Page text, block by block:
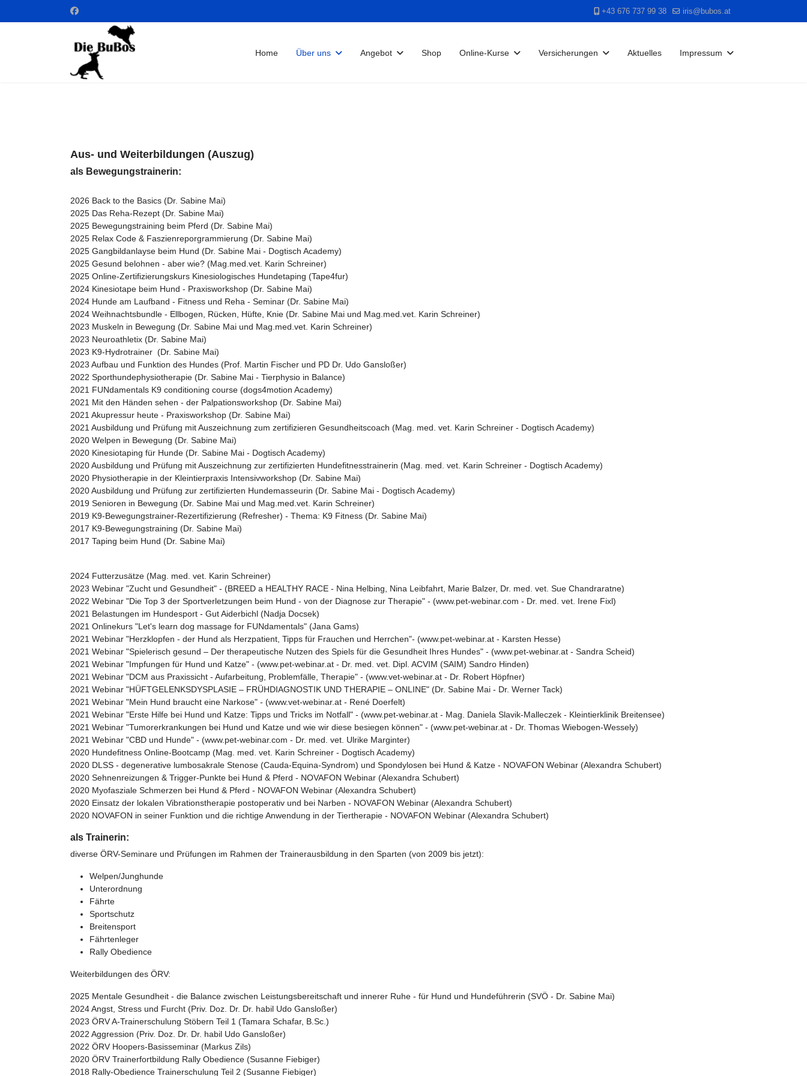
+43 676 737 99 38 iris@bubos.at
Home Über uns Angebot Shop Online-Kurse Versicherungen Aktuelles Impressum
Aus- und Weiterbildungen (Auszug)
als Bewegungstrainerin:
2026 Back to the Basics (Dr. Sabine Mai)
2025 Das Reha-Rezept (Dr. Sabine Mai)
2025 Bewegungstraining beim Pferd (Dr. Sabine Mai)
2025 Relax Code & Faszienreporgrammierung (Dr. Sabine Mai)
2025 Gangbildanlayse beim Hund (Dr. Sabine Mai - Dogtisch Academy)
2025 Gesund belohnen - aber wie? (Mag.med.vet. Karin Schreiner)
2025 Online-Zertifizierungskurs Kinesiologisches Hundetaping (Tape4fur)
2024 Kinesiotape beim Hund - Praxisworkshop (Dr. Sabine Mai)
2024 Hunde am Laufband - Fitness und Reha - Seminar (Dr. Sabine Mai)
2024 Weihnachtsbundle - Ellbogen, Rücken, Hüfte, Knie (Dr. Sabine Mai und Mag.med.vet. Karin Schreiner)
2023 Muskeln in Bewegung (Dr. Sabine Mai und Mag.med.vet. Karin Schreiner)
2023 Neuroathletix (Dr. Sabine Mai)
2023 K9-Hydrotrainer (Dr. Sabine Mai)
2023 Aufbau und Funktion des Hundes (Prof. Martin Fischer und PD Dr. Udo Gansloßer)
2022 Sporthundephysiotherapie (Dr. Sabine Mai - Tierphysio in Balance)
2021 FUNdamentals K9 conditioning course (dogs4motion Academy)
2021 Mit den Händen sehen - der Palpationsworkshop (Dr. Sabine Mai)
2021 Akupressur heute - Praxisworkshop (Dr. Sabine Mai)
2021 Ausbildung und Prüfung mit Auszeichnung zum zertifizieren Gesundheitscoach (Mag. med. vet. Karin Schreiner - Dogtisch Academy)
2020 Welpen in Bewegung (Dr. Sabine Mai)
2020 Kinesiotaping für Hunde (Dr. Sabine Mai - Dogtisch Academy)
2020 Ausbildung und Prüfung mit Auszeichnung zur zertifizierten Hundefitnesstrainerin (Mag. med. vet. Karin Schreiner - Dogtisch Academy)
2020 Physiotherapie in der Kleintierpraxis Intensivworkshop (Dr. Sabine Mai)
2020 Ausbildung und Prüfung zur zertifizierten Hundemasseurin (Dr. Sabine Mai - Dogtisch Academy)
2019 Senioren in Bewegung (Dr. Sabine Mai und Mag.med.vet. Karin Schreiner)
2019 K9-Bewegungstrainer-Rezertifizierung (Refresher) - Thema: K9 Fitness (Dr. Sabine Mai)
2017 K9-Bewegungstraining (Dr. Sabine Mai)
2017 Taping beim Hund (Dr. Sabine Mai)
2024 Futterzusätze (Mag. med. vet. Karin Schreiner)
2023 Webinar "Zucht und Gesundheit" - (BREED a HEALTHY RACE - Nina Helbing, Nina Leibfahrt, Marie Balzer, Dr. med. vet. Sue Chandraratne)
2022 Webinar "Die Top 3 der Sportverletzungen beim Hund - von der Diagnose zur Therapie" - (www.pet-webinar.com - Dr. med. vet. Irene Fixl)
2021 Belastungen im Hundesport - Gut Aiderbichl (Nadja Docsek)
2021 Onlinekurs "Let's learn dog massage for FUNdamentals" (Jana Gams)
2021 Webinar "Herzklopfen - der Hund als Herzpatient, Tipps für Frauchen und Herrchen"- (www.pet-webinar.at - Karsten Hesse)
2021 Webinar "Spielerisch gesund – Der therapeutische Nutzen des Spiels für die Gesundheit Ihres Hundes" - (www.pet-webinar.at - Sandra Scheid)
2021 Webinar "Impfungen für Hund und Katze" - (www.pet-webinar.at - Dr. med. vet. Dipl. ACVIM (SAIM) Sandro Hinden)
2021 Webinar "DCM aus Praxissicht - Aufarbeitung, Problemfälle, Therapie" - (www.vet-webinar.at - Dr. Robert Höpfner)
2021 Webinar "HÜFTGELENKSDYSPLASIE – FRÜHDIAGNOSTIK UND THERAPIE – ONLINE" (Dr. Sabine Mai - Dr. Werner Tack)
2021 Webinar "Mein Hund braucht eine Narkose" - (www.vet-webinar.at - René Doerfelt)
2021 Webinar "Erste Hilfe bei Hund und Katze: Tipps und Tricks im Notfall" - (www.pet-webinar.at - Mag. Daniela Slavik-Malleczek - Kleintierklinik Breitensee)
2021 Webinar "Tumorerkrankungen bei Hund und Katze und wie wir diese besiegen können" - (www.pet-webinar.at - Dr. Thomas Wiebogen-Wessely)
2021 Webinar "CBD und Hunde" - (www.pet-webinar.com - Dr. med. vet. Ulrike Marginter)
2020 Hundefitness Online-Bootcamp (Mag. med. vet. Karin Schreiner - Dogtisch Academy)
2020 DLSS - degenerative lumbosakrale Stenose (Cauda-Equina-Syndrom) und Spondylosen bei Hund & Katze - NOVAFON Webinar (Alexandra Schubert)
2020 Sehnenreizungen & Trigger-Punkte bei Hund & Pferd - NOVAFON Webinar (Alexandra Schubert)
2020 Myofasziale Schmerzen bei Hund & Pferd - NOVAFON Webinar (Alexandra Schubert)
2020 Einsatz der lokalen Vibrationstherapie postoperativ und bei Narben - NOVAFON Webinar (Alexandra Schubert)
2020 NOVAFON in seiner Funktion und die richtige Anwendung in der Tiertherapie - NOVAFON Webinar (Alexandra Schubert)
als Trainerin:
diverse ÖRV-Seminare und Prüfungen im Rahmen der Trainerausbildung in den Sparten (von 2009 bis jetzt):
Welpen/Junghunde
Unterordnung
Fährte
Sportschutz
Breitensport
Fährtenleger
Rally Obedience
Weiterbildungen des ÖRV:
2025 Mentale Gesundheit - die Balance zwischen Leistungsbereitschaft und innerer Ruhe - für Hund und Hundeführerin (SVÖ - Dr. Sabine Mai)
2024 Angst, Stress und Furcht (Priv. Doz. Dr. Dr. habil Udo Gansloßer)
2023 ÖRV A-Trainerschulung Stöbern Teil 1 (Tamara Schafar, B.Sc.)
2022 Aggression (Priv. Doz. Dr. Dr. habil Udo Gansloßer)
2022 ÖRV Hoopers-Basisseminar (Markus Zils)
2020 ÖRV Trainerfortbildung Rally Obedience (Susanne Fiebiger)
2018 Rally-Obedience Trainerschulung Teil 2 (Susanne Fiebiger)